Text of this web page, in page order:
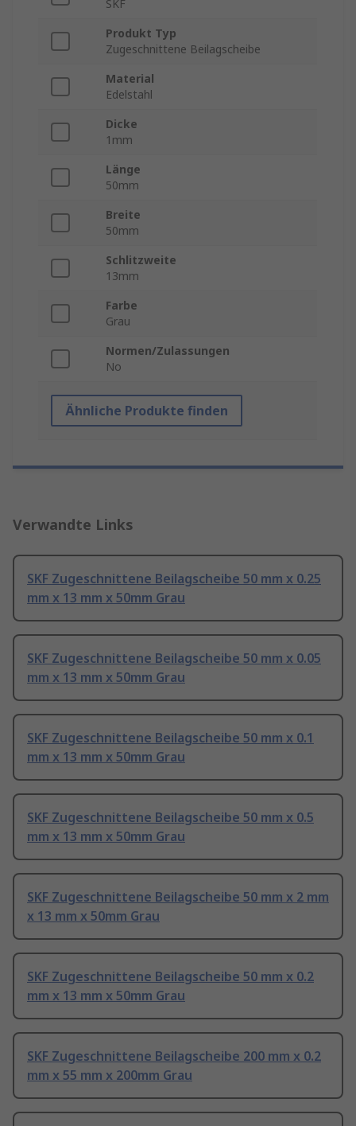
SKF
Produkt Typ
Zugeschnittene Beilagscheibe
Material
Edelstahl
Dicke
1mm
Länge
50mm
Breite
50mm
Schlitzweite
13mm
Farbe
Grau
Normen/Zulassungen
No
Ähnliche Produkte finden
Verwandte Links
SKF Zugeschnittene Beilagscheibe 50 mm x 0.25
mm x 13 mm x 50mm Grau
SKF Zugeschnittene Beilagscheibe 50 mm x 0.05
mm x 13 mm x 50mm Grau
SKF Zugeschnittene Beilagscheibe 50 mm x 0.1
mm x 13 mm x 50mm Grau
SKF Zugeschnittene Beilagscheibe 50 mm x 0.5
mm x 13 mm x 50mm Grau
SKF Zugeschnittene Beilagscheibe 50 mm x 2 mm
x 13 mm x 50mm Grau
SKF Zugeschnittene Beilagscheibe 50 mm x 0.2
mm x 13 mm x 50mm Grau
SKF Zugeschnittene Beilagscheibe 200 mm x 0.2
mm x 55 mm x 200mm Grau